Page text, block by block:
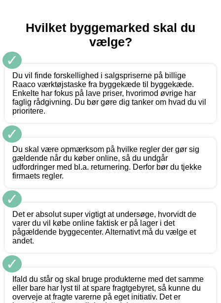
Hvilket byggemarked skal du
vælge?
✓
Du vil finde forskellighed i salgspriserne på billige
Raaco værktøjstaske fra byggekæde til byggekæde.
Enkelte har fokus på lave priser, hvorimod øvrige har
faglig rådgivning. Du bør gøre dig tanker om hvad du vil
prioritere.
✓
Du skal være opmærksom på hvilke regler der gør sig
gældende når du køber online, så du undgår
udfordringer med bl.a. returnering. Derfor bør du tjekke
firmaets regler.
✓
Det er absolut super vigtigt at undersøge, hvorvidt de
varer du vil købe online faktisk er på lager i det
pågældende byggecenter. Alternativt må du vælge et
andet.
✓
Ifald du står og skal bruge produkterne med det samme
eller bare har lyst til at spare fragtgebyret, så kunne du
overveje at fragte varerne på eget initiativ. Det er